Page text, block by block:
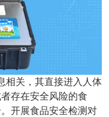
相关，其直接进入人体
存在安全风险的食
开展食品安全检测对